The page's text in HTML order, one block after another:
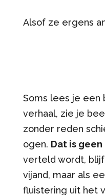
Alsof ze ergens
Soms lees je een
verhaal, zie je
zonder reden
ogen. Dat is
verteld wordt,
vijand, maar als
fluistering uit het